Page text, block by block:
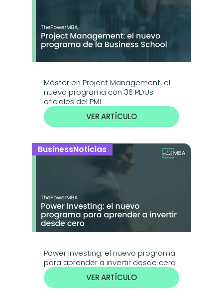
Máster en Project Management: el
nuevo programa con 36 PDUs
oficiales del PMI
VER ARTÍCULO
BusinessNoticias
Power Investing: el nuevo programa
para aprender a invertir desde cero
VER ARTÍCULO